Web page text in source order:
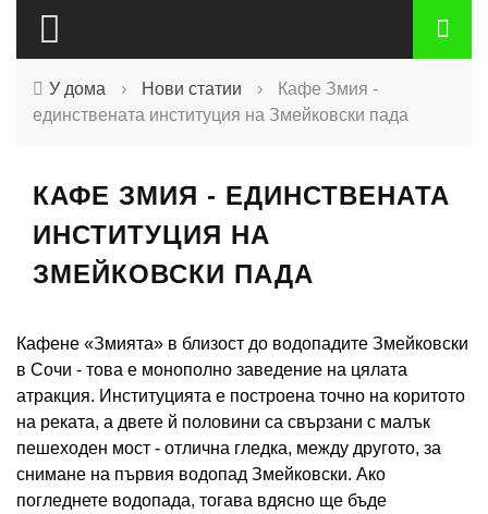
У дома › Нови статии ›
Кафе Змия -
единствената институция на Змейковски пада
КАФЕ ЗМИЯ - ЕДИНСТВЕНАТА
ИНСТИТУЦИЯ НА
ЗМЕЙКОВСКИ ПАДА
Кафене «Змията» в близост до водопадите Змейковски
в Сочи - това е монополно заведение на цялата
атракция. Институцията е построена точно на коритото
на реката, а двете й половини са свързани с малък
пешеходен мост - отлична гледка, между другото, за
снимане на първия водопад Змейковски. Ако
погледнете водопада, тогава вдясно ще бъде